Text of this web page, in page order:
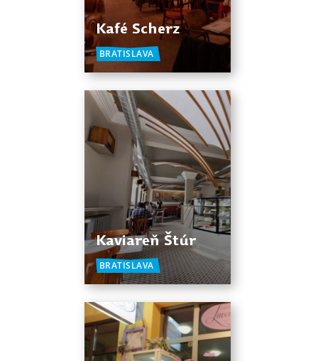
Kafé Scherz
BRATISLAVA
Kaviareň Štúr
BRATISLAVA